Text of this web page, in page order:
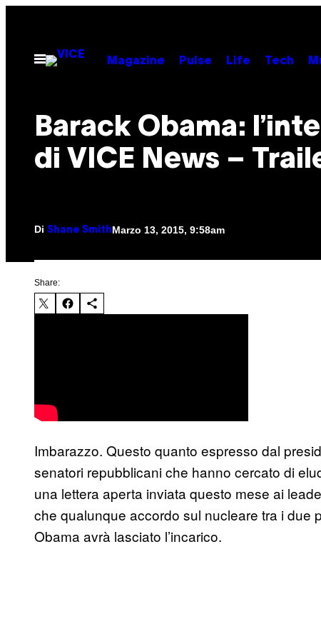
contenuto
Apri
Magazine Pulse Life Tech
Barack Obama:
di VICE News –
Di Shane SmithMarzo 13, 2015, 9:58am
Share:
Imbarazzo. Questo quanto espresso dal
senatori repubblicani che hanno cercato di
una lettera aperta inviata questo mese ai
che qualunque accordo sul nucleare tra i due
Obama avrà lasciato l’incarico.